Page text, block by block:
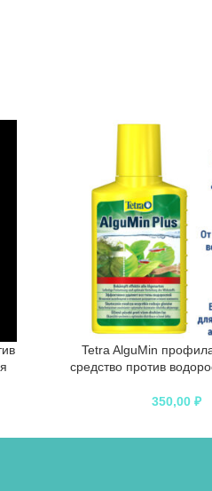
Tetra AlguMin
средство против
350,00₽